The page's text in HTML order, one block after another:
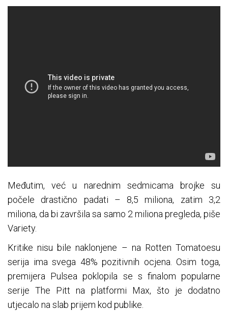
Međutim, već u narednim sedmicama brojke su
počele drastično padati – 8,5 miliona, zatim 3,2
miliona, da bi završila sa samo 2 miliona pregleda, piše
Variety.
Kritike nisu bile naklonjene – na Rotten Tomatoesu
serija ima svega 48% pozitivnih ocjena. Osim toga,
premijera Pulsea poklopila se s finalom popularne
serije The Pitt na platformi Max, što je dodatno
utjecalo na slab prijem kod publike.